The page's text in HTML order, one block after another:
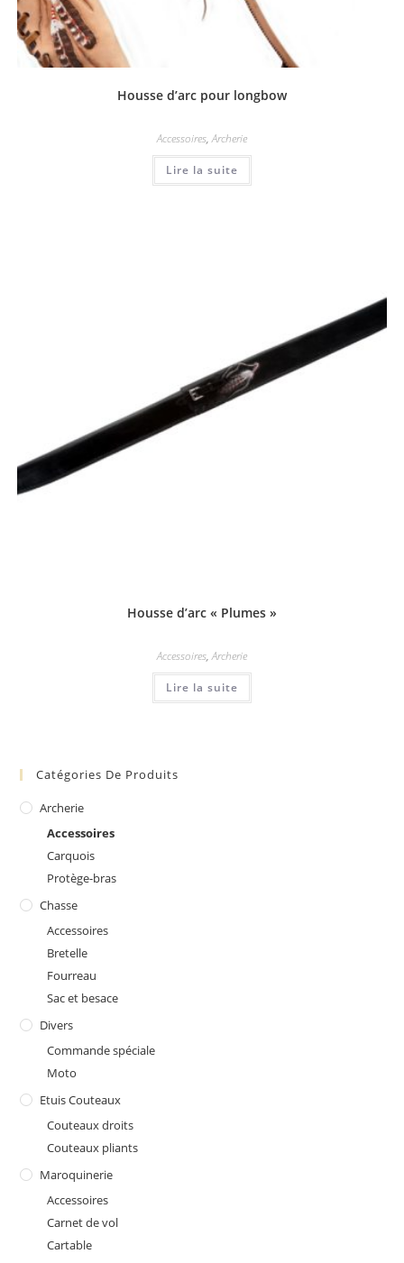
Housse d’arc pour longbow
Accessoires,Archerie
Lire la suite
Housse d’arc « Plumes »
Accessoires,Archerie
Lire la suite
Catégories De Produits
Archerie
Accessoires
Carquois
Protège-bras
Chasse
Accessoires
Bretelle
Fourreau
Sac et besace
Divers
Commande spéciale
Moto
Etuis Couteaux
Couteaux droits
Couteaux pliants
Maroquinerie
Accessoires
Carnet de vol
Cartable